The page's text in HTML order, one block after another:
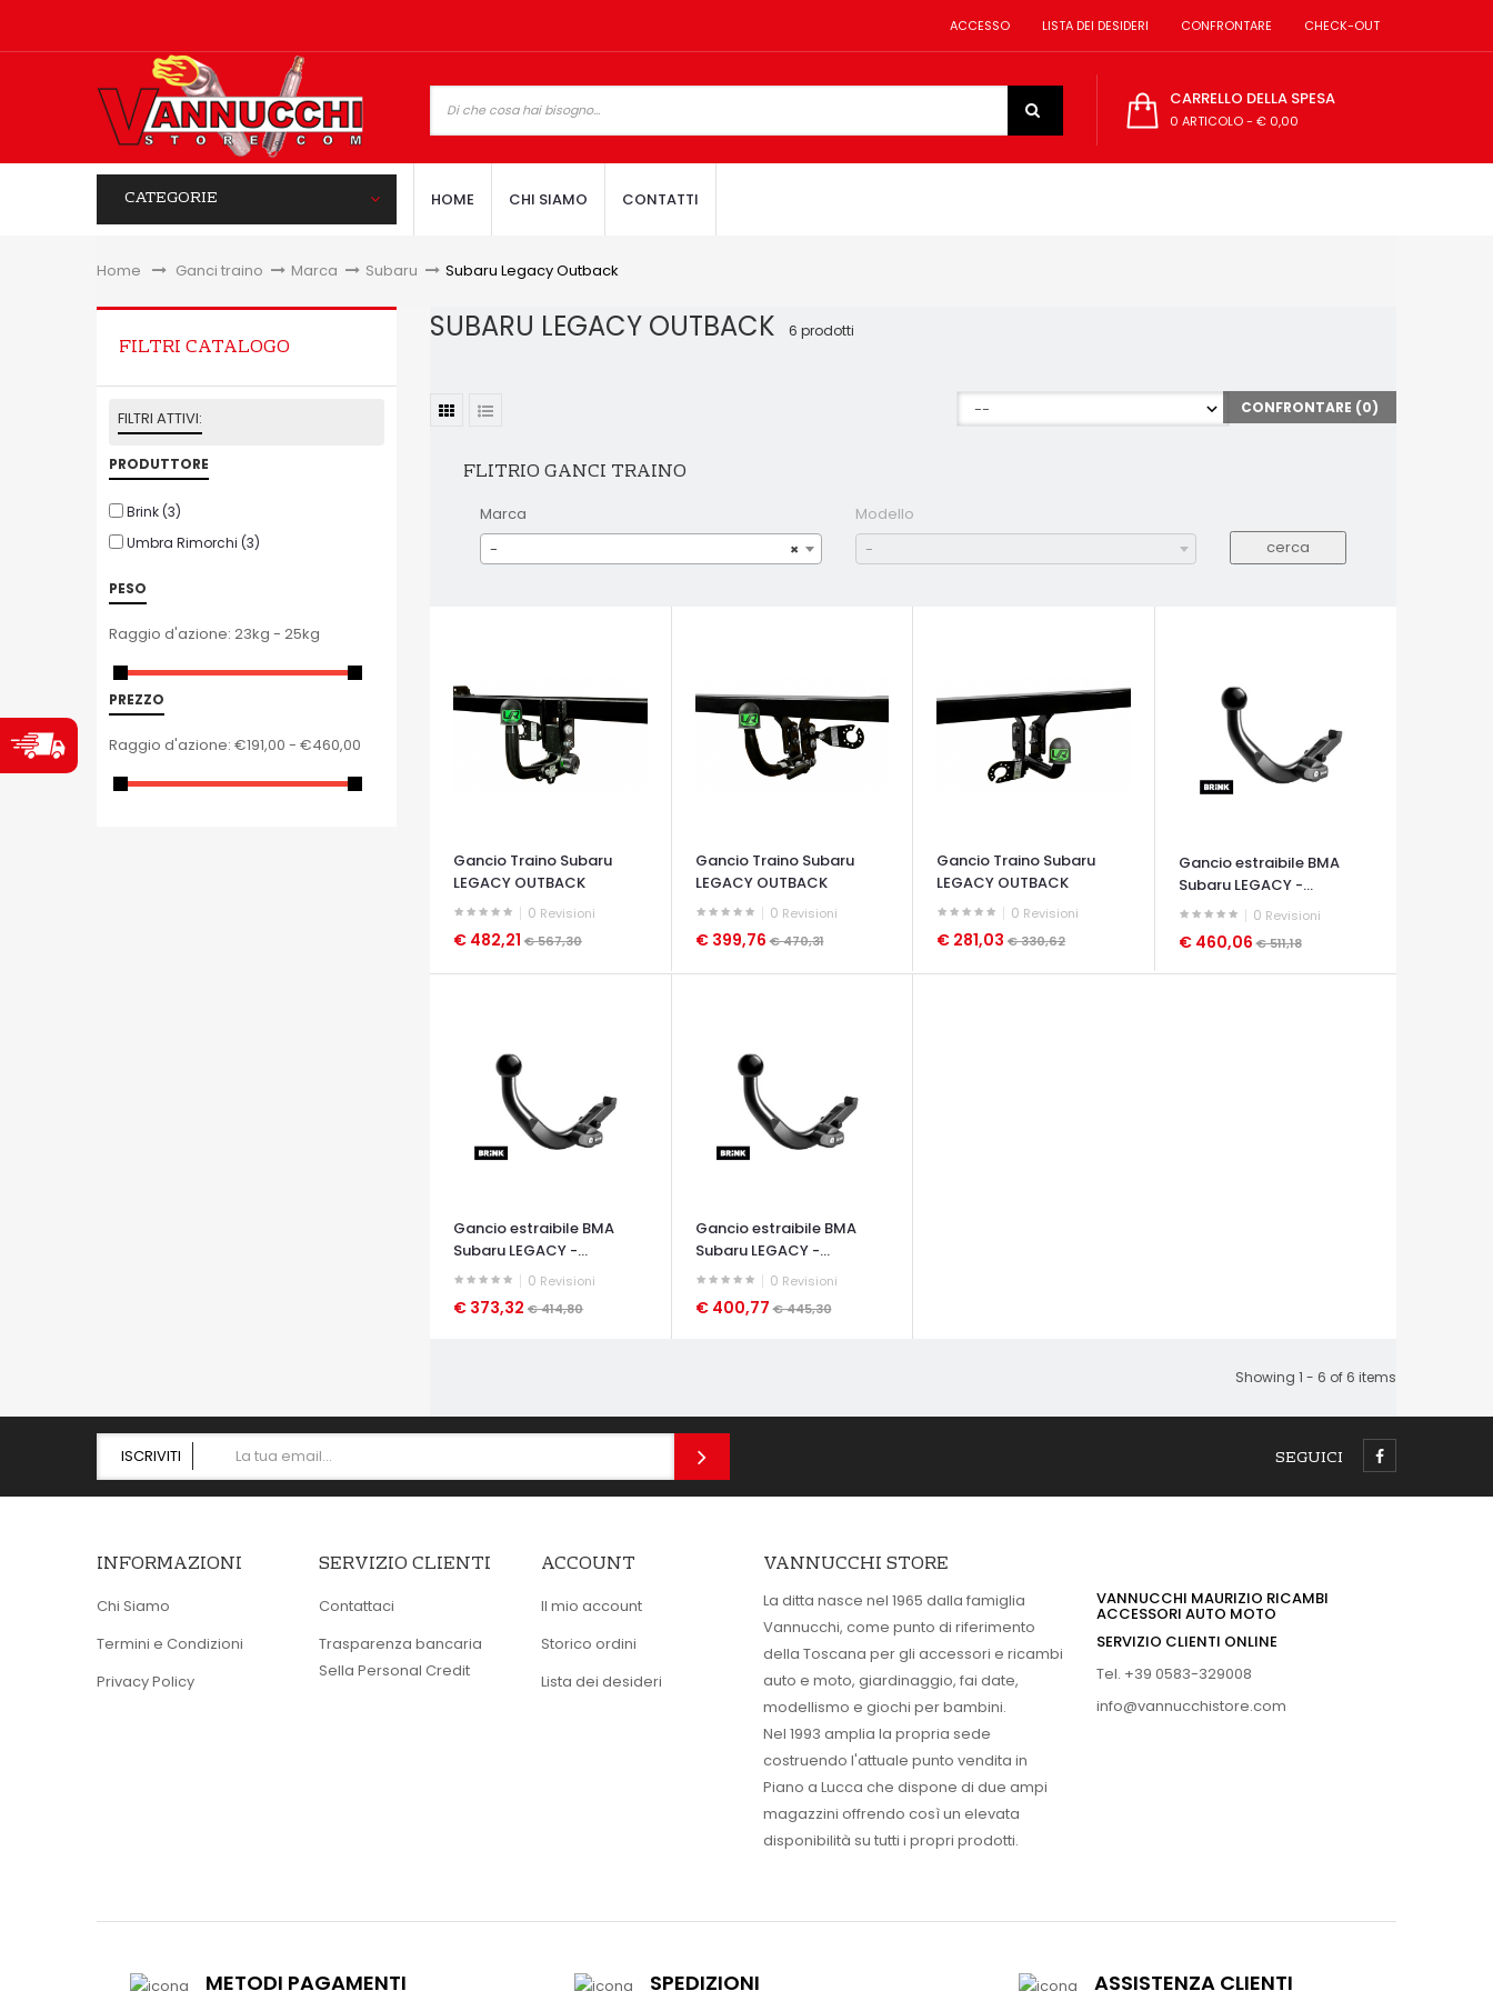
ACCESSO LISTA DEI DESIDERI CONFRONTARE CHECK-OUT
CARRELLO DELLA SPESA
0 ARTICOLO- € 0,00
CATEGORIE HOME CHI SIAMO CONTATTI
Home &gt;Ganci traino > Marca > Subaru > Subaru Legacy Outback
FILTRI CATALOGO
FILTRI ATTIVI:
PRODUTTORE
Brink (3)
Umbra Rimorchi (3)
PESO
Raggio d'azione: 23kg - 25kg
PREZZO
Raggio d'azione: €191,00 - €460,00
SUBARU LEGACY OUTBACK 6 prodotti
CONFRONTARE (0)
FLITRIO GANCI TRAINO
Marca
×
-
Modello
-
Gancio Traino Subaru
LEGACY OUTBACK
0 Revisioni
€ 482,21 € 567,30
Gancio Traino Subaru
LEGACY OUTBACK
0 Revisioni
€ 399,76€ 470,31
Gancio Traino Subaru
LEGACY OUTBACK
0 Revisioni
€ 281,03 € 330,62
Gancio estraibile BMA
Subaru LEGACY -...
0 Revisioni
€ 460,06€ 511,18
OCCHIATA VELOCE
Gancio estraibile BMA
Subaru LEGACY -...
0 Revisioni
€ 373,32 € 414,80
Gancio estraibile BMA
Subaru LEGACY -...
0 Revisioni
€ 400,77€ 445,30
Showing 1 - 6 of 6 items
ISCRIVITI SEGUICI
INFORMAZIONI
Chi Siamo
Termini e Condizioni
Privacy Policy
SERVIZIO CLIENTI
Contattaci
Trasparenza bancaria
Sella Personal Credit
ACCOUNT
Il mio account
Storico ordini
Lista dei desideri
VANNUCCHI STORE
La ditta nasce nel 1965 dalla famiglia
Vannucchi, come punto di riferimento
della Toscana per gli accessori e ricambi
auto e moto, giardinaggio, fai date,
modellismo e giochi per bambini.
Nel 1993 amplia la propria sede
costruendo l'attuale punto vendita in
Piano a Lucca che dispone di due ampi
magazzini offrendo così un elevata
disponibilità su tutti i propri prodotti.
VANNUCCHI MAURIZIO RICAMBI
ACCESSORI AUTO MOTO
SERVIZIO CLIENTI ONLINE
Tel. +39 0583-329008
info@vannucchistore.com
METODI PAGAMENTI SPEDIZIONI ASSISTENZA CLIENTI